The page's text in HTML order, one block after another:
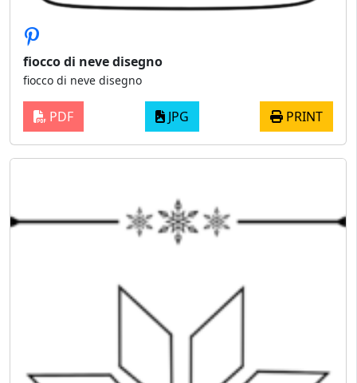
fiocco di neve disegno
fiocco di neve disegno
PDF JPG PRINT